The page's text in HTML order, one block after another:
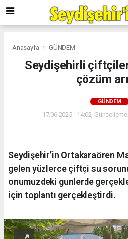
Anasayfa GÜNDEM
Seydişehirli
çözüm
GÜNDEM
17.06.2025 - 14:02,
Seydişehir’in Ortakaraören
gelen yüzlerce çiftçi su
önümüzdeki günlerde
için toplantı gerçekleştirdi.